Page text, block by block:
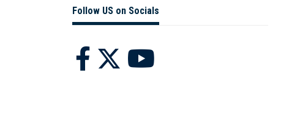
Follow US on Socials